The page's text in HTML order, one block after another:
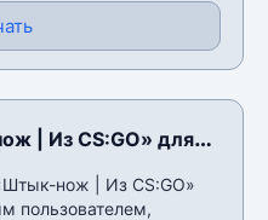
| Из CS:GO» для
нож | Из CS:GO»
пользователем,